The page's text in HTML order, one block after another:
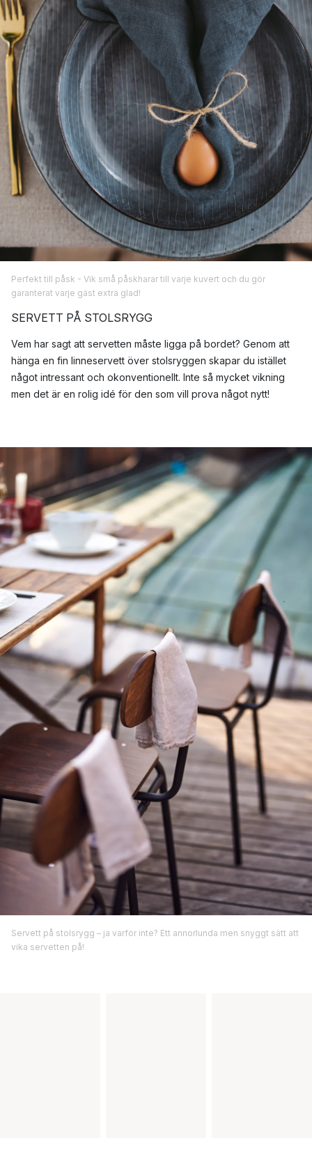
Perfekt till påsk - Vik små påskharar till varje kuvert och du gör
garanterat varje gäst extra glad!
SERVETT PÅ STOLSRYGG
Vem har sagt att servetten måste ligga på bordet? Genom att
hänga en fin linneservett över stolsryggen skapar du istället
något intressant och okonventionellt. Inte så mycket vikning
men det är en rolig idé för den som vill prova något nytt!
Servett på stolsrygg – ja varför inte? Ett annorlunda men snyggt sätt att
vika servetten på!